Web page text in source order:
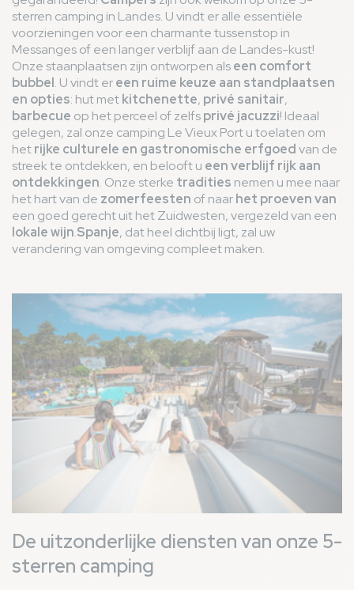
sterren camping in Landes. U vindt er alle essentiële
voorzieningen voor een charmante tussenstop in
Messanges of een langer verblijf aan de Landes-kust!
Onze staanplaatsen zijn ontworpen alseen comfort
bubbel. U vindt ereen ruime keuze aan standplaatsen
en opties: hut metkitchenette, privé sanitair,
barbecue op het perceel of zelfsprivé jacuzzi! Ideaal
gelegen, zal onze camping Le Vieux Port u toelaten om
hetrijke culturele en gastronomische erfgoedvan de
streek te ontdekken, en belooft u een verblijf rijk aan
ontdekkingen. Onze sterke tradities nemen u mee naar
het hart van de zomerfeesten of naarhet proeven van
een goed gerecht uit het Zuidwesten, vergezeld van een
lokale wijn.Spanje, dat heel dichtbij ligt, zal uw
verandering van omgeving compleet maken.
Afbeelding
De uitzonderlijke diensten van onze 5-
sterren camping